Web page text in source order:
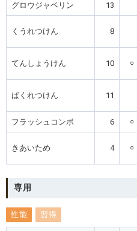
グロウジャベリン 13
くうれつけん 8
てんしょうけん 10 ○
ばくれつけん 11
フラッシュコンボ 6 ○
きあいため 4 ○
専用
性能 習得